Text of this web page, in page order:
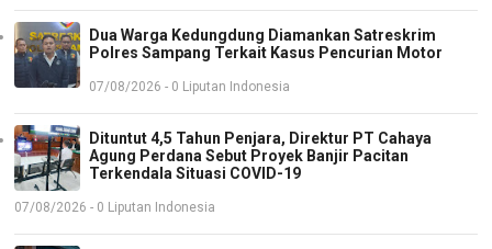
Dua Warga Kedungdung Diamankan Satreskrim
Polres Sampang Terkait Kasus Pencurian Motor
07/08/2026 - 0 Liputan Indonesia
Dituntut 4,5 Tahun Penjara, Direktur PT Cahaya
Agung Perdana Sebut Proyek Banjir Pacitan
Terkendala Situasi COVID-19
07/08/2026 - 0 Liputan Indonesia